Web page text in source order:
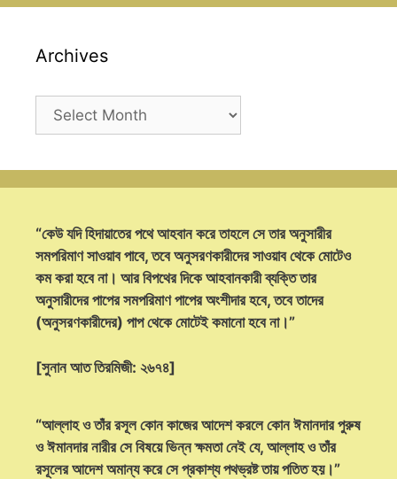
Archives
Archives
“কেউ যদি হিদায়াতের পথে আহবান করে তাহলে সে তার অনুসারীর
সমপরিমাণ সাওয়াব পাবে, তবে অনুসরণকারীদের সাওয়াব থেকে মোটেও
কম করা হবে না। আর বিপথের দিকে আহবানকারী ব্যক্তি তার
অনুসারীদের পাপের সমপরিমাণ পাপের অংশীদার হবে, তবে তাদের
(অনুসরণকারীদের) পাপ থেকে মোটেই কমানো হবে না।”
[সুনান আত তিরমিজী: ২৬৭৪]
“আল্লাহ ও তাঁর রসূল কোন কাজের আদেশ করলে কোন ঈমানদার পুরুষ
ও ঈমানদার নারীর সে বিষয়ে ভিন্ন ক্ষমতা নেই যে, আল্লাহ ও তাঁর
রসূলের আদেশ অমান্য করে সে প্রকাশ্য পথভ্রষ্ট তায় পতিত হয়।”